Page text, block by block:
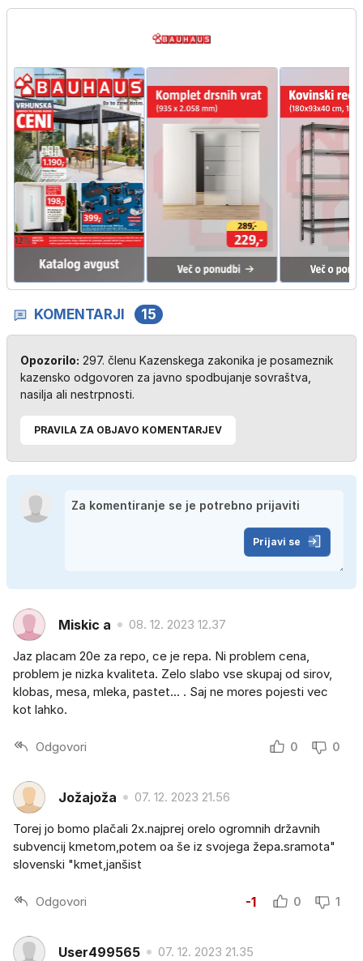
KOMENTARJI 15
Opozorilo: 297. členu Kazenskega zakonika je posameznik
kazensko odgovoren za javno spodbujanje sovraštva,
nasilja ali nestrpnosti.
PRAVILA ZA OBJAVO KOMENTARJEV
Prijavi se
Miskic a 08. 12. 2023 12.37
Jaz placam 20e za repo, ce je repa. Ni problem cena,
problem je nizka kvaliteta. Zelo slabo vse skupaj od sirov,
klobas, mesa, mleka, pastet... . Saj ne mores pojesti vec
kot lahko.
Odgovori 0 0
Jožajoža 07. 12. 2023 21.56
Torej jo bomo plačali 2x.najprej orelo ogromnih državnih
subvencij kmetom,potem oa še iz svojega žepa.sramota"
slovenski "kmet,janšist
Odgovori -1 0 1
User499565 07. 12. 2023 21.35